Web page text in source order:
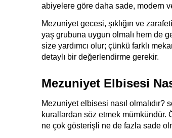
abiyelere göre daha sade, modern
Mezuniyet gecesi, şıklığın ve
yaş grubuna uygun olmalı hem de
size yardımcı olur; çünkü farklı
detaylı bir değerlendirme gerekir.
Mezuniyet Elbisesi
Mezuniyet elbisesi nasıl
kurallardan söz etmek mümkündür.
ne çok gösterişli ne de fazla sade